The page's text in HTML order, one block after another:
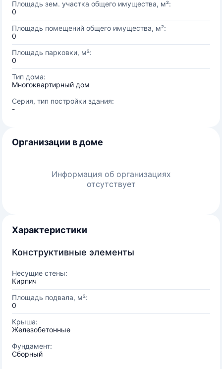
Площадь зем. участка общего имущества, м²:
0
Площадь помещений общего имущества, м²:
0
Площадь парковки, м²:
0
Тип дома:
Многоквартирный дом
Серия, тип постройки здания:
-
Организации в доме
Информация об организациях
отсутствует
Характеристики
Конструктивные элементы
Несущие стены:
Кирпич
Площадь подвала, м²:
0
Крыша:
Железобетонные
Фундамент:
Сборный